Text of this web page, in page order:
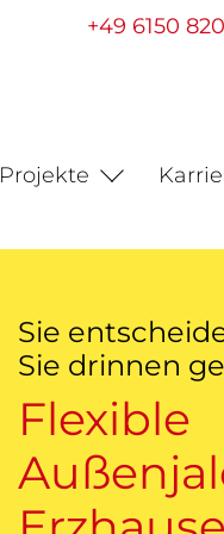
+49 6150
Projekte
Sie
Sie drinnen
Flexible